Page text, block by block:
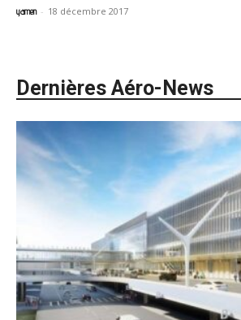
yamen - 18 décembre 2017
Dernières Aéro-News